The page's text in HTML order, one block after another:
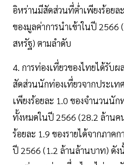
อิหร่านมีสัดส่วนที่ต่ำเพียงร้อยล
ของมูลค่าการนำเข้าในปี
สหรัฐ) ตามลำดับ
4. การท่องเที่ยวของไทยได้รับ
สัดส่วนนักท่องเที่ยวจากประเท
เพียงร้อยละ 1.0 ของจำนวนนัก
ทั้งหมดในปี 2566 (28.2 ล้านค
ร้อยละ 1.9 ของรายได้จากภาค
ปี 2566 (1.2 ล้านล้านบาท) ดัง